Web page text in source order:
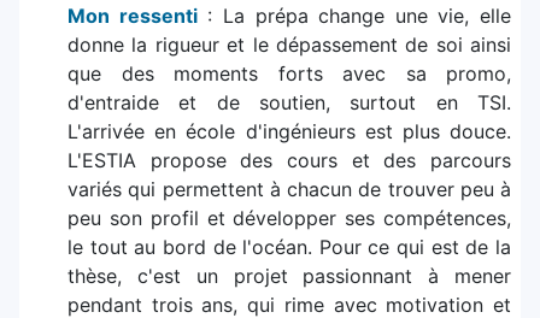
Mon ressenti: La prépa change une vie, elle
donne la rigueur et le dépassement de soi ainsi
que des moments forts avec sa promo,
d'entraide et de soutien, surtout en TSI.
L'arrivée en école d'ingénieurs est plus douce.
L'ESTIA propose des cours et des parcours
variés qui permettent à chacun de trouver peu à
peu son profil et développer ses compétences,
le tout au bord de l'océan. Pour ce qui est de la
thèse, c'est un projet passionnant à mener
pendant trois ans, qui rime avec motivation et